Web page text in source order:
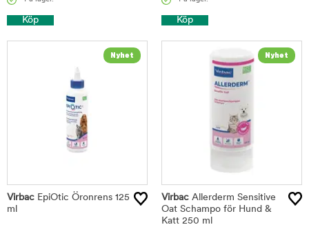
Köp Köp
Virbac EpiOtic Öronrens 125
ml
Virbac Allerderm Sensitive
Oat Schampo för Hund &
Katt 250 ml